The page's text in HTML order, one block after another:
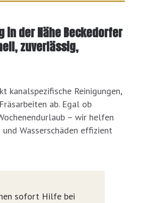
in der Nähe Beckedorfer
zuverlässig,
kanalspezifische Reinigungen,
ab. Egal ob
– wir helfen
Wasserschäden effizient
sofort Hilfe bei